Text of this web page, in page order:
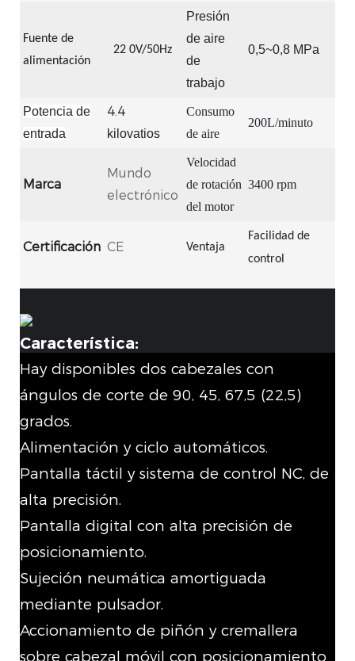
Fuente de
alimentación
22 0V/50Hz
Presión
de aire
de
trabajo
0,5~0,8 MPa
Potencia de
entrada
4.4
kilovatios
Consumo
de aire
200L/minuto
Marca
Mundo
electrónico
Velocidad
de rotación
del motor
3400 rpm
Certificación CE Ventaja
Facilidad de
control
Característica:
Hay disponibles dos cabezales con
ángulos de corte de 90, 45, 67,5 (22,5)
grados.
Alimentación y ciclo automáticos.
Pantalla táctil y sistema de control NC, de
alta precisión.
Pantalla digital con alta precisión de
posicionamiento.
Sujeción neumática amortiguada
mediante pulsador.
Accionamiento de piñón y cremallera
sobre cabezal móvil con posicionamiento